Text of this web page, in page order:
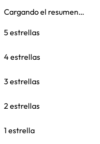
Cargando el resumen…
5 estrellas
4 estrellas
3 estrellas
2 estrellas
1 estrella